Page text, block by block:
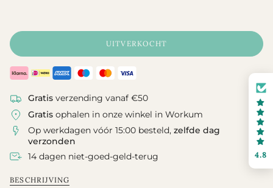
UITVERKOCHT
4.8
Gratis verzending vanaf €50
Gratis ophalen in onze winkel in Workum
Op werkdagen vóór 15:00 besteld, zelfde dag
verzonden
14 dagen niet-goed-geld-terug
BESCHRIJVING